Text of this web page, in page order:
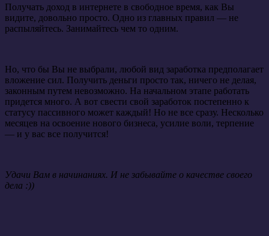
Получать доход в интернете в свободное время, как Вы
видите, довольно просто. Одно из главных правил — не
распыляйтесь. Занимайтесь чем то одним.
Но, что бы Вы не выбрали, любой вид заработка предполагает
вложение сил. Получить деньги просто так, ничего не делая,
законным путем невозможно. На начальном этапе работать
придется много. А вот свести свой заработок постепенно к
статусу пассивного может каждый! Но не все сразу. Несколько
месяцев на освоение нового бизнеса, усилие воли, терпение
— и у вас все получится!
Удачи Вам в начинаниях. И не забывайте о качестве своего
дела :))